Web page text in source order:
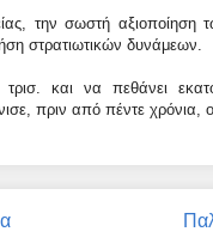
την σωστή αξιοποίηση
στρατιωτικών δυνάμεων.
και να πεθάνει
πριν από πέντε χρόνια, ο